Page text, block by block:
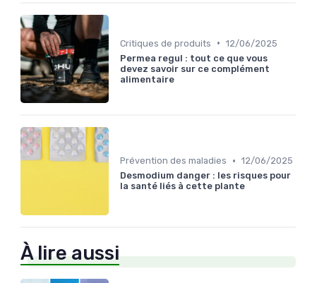
Critiques de produits • 12/06/2025
Permea regul : tout ce que vous
devez savoir sur ce complément
alimentaire
Prévention des maladies • 12/06/2025
Desmodium danger : les risques pour
la santé liés à cette plante
À lire aussi